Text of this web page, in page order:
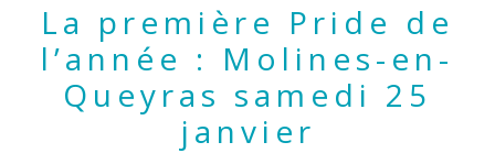
La première Pride de
l’année : Molines-en-
Queyras samedi 25
janvier